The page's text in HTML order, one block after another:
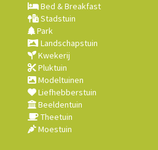
Bed & Breakfast
Stadstuin
Park
Landschapstuin
Kwekerij
Pluktuin
Modeltuinen
Liefhebberstuin
Beeldentuin
Theetuin
Moestuin